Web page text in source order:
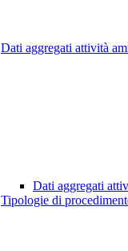
Dati aggregati attività
Dati aggregati
Tipologie di